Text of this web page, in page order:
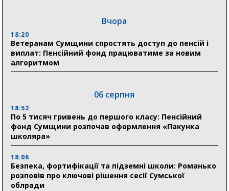
Вчора
18:20
Ветеранам Сумщини спростять доступ до пенсій і
виплат: Пенсійний фонд працюватиме за новим
алгоритмом
06 серпня
18:52
По 5 тисяч гривень до першого класу: Пенсійний
фонд Сумщини розпочав оформлення «Пакунка
школяра»
18:06
Безпека, фортифікації та підземні школи: Романько
розповів про ключові рішення сесії Сумської
облради